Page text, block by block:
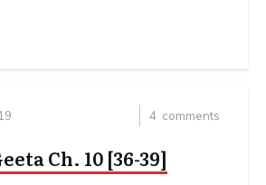
4 comments
Ch. 10 [36-39]